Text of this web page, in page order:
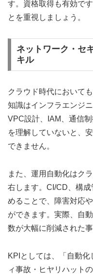
す。資格取得も有効で
とを重視しましょう。
ネットワーク・セ
キル
クラウド時代において
知識はインフラエンジ
VPC設計、IAM、通信
を理解していないと、
できません。
また、運用自動化はク
右します。CI/CD、構
めることで、障害対応
ができます。実際、自
数が大幅に削減された事
KPIとしては、「自動
ィ事故・ヒヤリハット